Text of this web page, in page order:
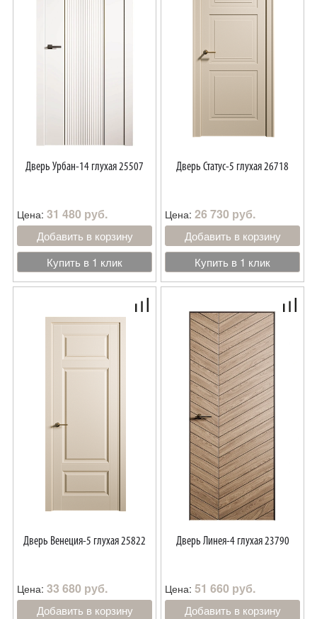
Дверь Урбан-14 глухая 25507
Цена: 31 480 руб.
Добавить в корзину
Купить в 1 клик
Дверь Статус-5 глухая 26718
Цена: 26 730 руб.
Добавить в корзину
Купить в 1 клик
Дверь Венеция-5 глухая 25822
Цена: 33 680 руб.
Добавить в корзину
Дверь Линея-4 глухая 23790
Цена: 51 660 руб.
Добавить в корзину